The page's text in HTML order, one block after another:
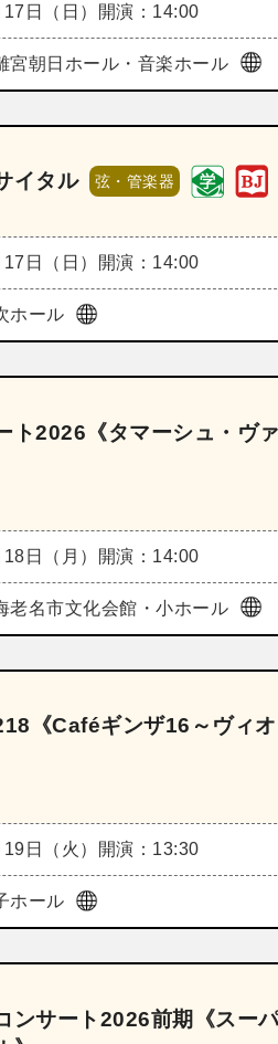
日（日） 開演：14:00
宮朝日ホール・音楽ホール
イタル 弦・管楽器
日（日） 開演：14:00
ホール
ト2026《タマーシュ・ヴ
日（月） 開演：14:00
老名市文化会館・小ホール
《Caféギンザ16～ヴィオ
日（火） 開演：13:30
ホール
ンサート2026前期《スー